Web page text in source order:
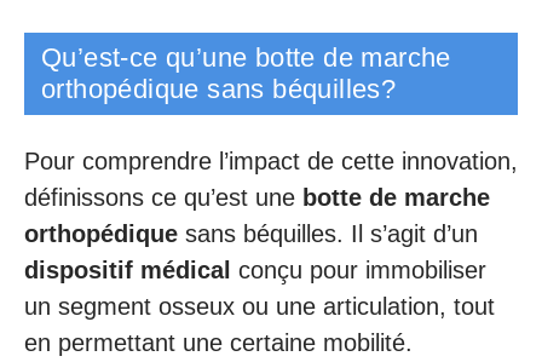
Qu’est-ce qu’une botte de marche
orthopédique sans béquilles?
Pour comprendre l’impact de cette innovation,
définissons ce qu’est une botte de marche
orthopédique sans béquilles. Il s’agit d’un
dispositif médical conçu pour immobiliser
un segment osseux ou une articulation, tout
en permettant une certaine mobilité.